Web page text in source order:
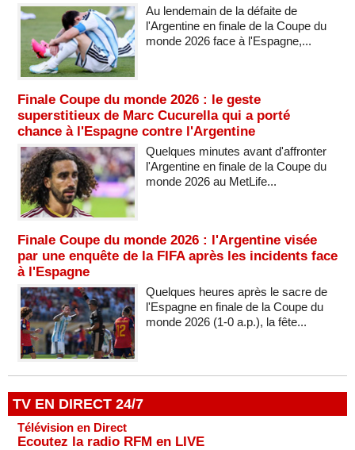
Au lendemain de la défaite de
l'Argentine en finale de la Coupe du
monde 2026 face à l'Espagne,...
Finale Coupe du monde 2026 : le geste
superstitieux de Marc Cucurella qui a porté
chance à l'Espagne contre l'Argentine
Quelques minutes avant d'affronter
l'Argentine en finale de la Coupe du
monde 2026 au MetLife...
Finale Coupe du monde 2026 : l'Argentine visée
par une enquête de la FIFA après les incidents face
à l'Espagne
Quelques heures après le sacre de
l'Espagne en finale de la Coupe du
monde 2026 (1-0 a.p.), la fête...
TV EN DIRECT 24/7
Télévision en Direct
Ecoutez la radio RFM en LIVE